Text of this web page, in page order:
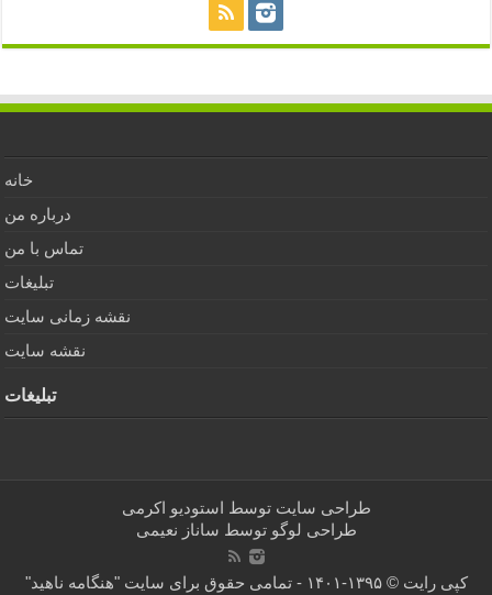
خانه
درباره من
تماس با من
تبلیغات
نقشه زمانی سایت
نقشه سایت
تبلیغات
طراحی سایت توسط استودیو اکرمی
طراحی لوگو توسط ساناز نعیمی
کپی رایت © ۱۳۹۵-۱۴۰۱ - تمامی حقوق برای سایت "هنگامه ناهید"